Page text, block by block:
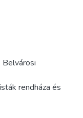
Belvárosi
rendháza és